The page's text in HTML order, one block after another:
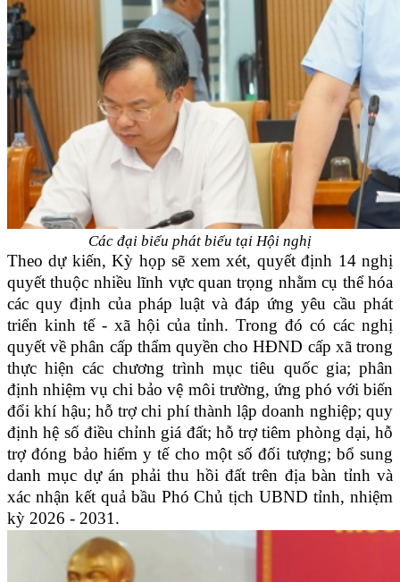
Các đại biểu phát biểu tại Hội nghị
Theo dự kiến, Kỳ họp sẽ xem xét, quyết định 14 nghị
quyết thuộc nhiều lĩnh vực quan trọng nhằm cụ thể hóa
các quy định của pháp luật và đáp ứng yêu cầu phát
triển kinh tế - xã hội của tỉnh. Trong đó có các nghị
quyết về phân cấp thẩm quyền cho HĐND cấp xã trong
thực hiện các chương trình mục tiêu quốc gia; phân
định nhiệm vụ chi bảo vệ môi trường, ứng phó với biến
đổi khí hậu; hỗ trợ chi phí thành lập doanh nghiệp; quy
định hệ số điều chỉnh giá đất; hỗ trợ tiêm phòng dại, hỗ
trợ đóng bảo hiểm y tế cho một số đối tượng; bổ sung
danh mục dự án phải thu hồi đất trên địa bàn tỉnh và
xác nhận kết quả bầu Phó Chủ tịch UBND tỉnh, nhiệm
kỳ 2026 - 2031.